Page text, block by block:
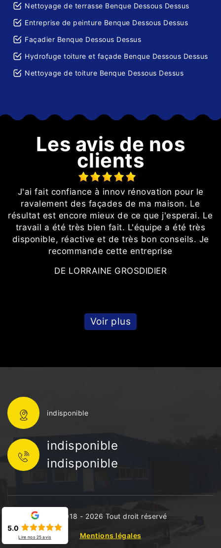
Nettoyage de terrasse Benque Dessous Dessus
Entreprise de peinture Benque Dessous Dessus
Façadier Benque Dessous Dessus
Hydrofuge toiture et façade Benque Dessous Dessus
Nettoyage de toiture Benque Dessous Dessus
Les avis de nos
clients
J'ai fait confiance à innov rénovation pour le
ravalement des façades de ma maison. Le
résultat est encore mieux de ce que j'esperai. Le
travail a été très bien fait. L'équipe a été très
disponible, réactive et de très bon conseils. Je
recommande cette entreprise
DE LORRAINE GROSDIDIER
Voir plus
indisponible
indisponible
indisponible
©2018 - 2026 Tout droit réservé
Mentions légales
5.0
Lire nos 25avis